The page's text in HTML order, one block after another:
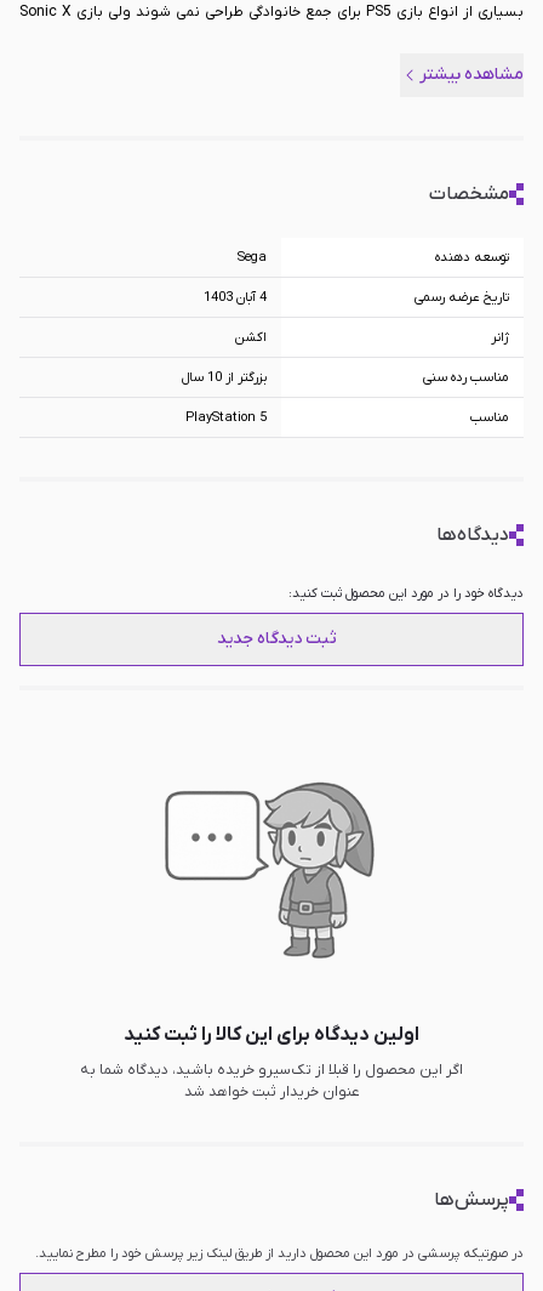
بسیاری از انواع بازی PS5 برای جمع خانوادگی طراحی نمی شوند ولی بازی Sonic X
باشد. کسانی که با سونیک خاطره دارند نیز می توانند به عنوان یک شخصیت
بازی ارتباط برقرار کنند.
بازی Sonic X Shadow Generations یک بازی جذاب است که می تواند سفری جدید
را با یک شخصیت نوستالژیک برای شما آغاز کند. همه چیز در این بازی دست به
مشاهده بیشتر
مشخصات
توسعه دهنده Sega
تاریخ عرضه رسمی 4 آبان 1403
ژانر اکشن
مناسب رده سنی بزرگتر از 10 سال
مناسب PlayStation 5
دیدگاه‌ها
دیدگاه خود را در مورد این محصول ثبت کنید:
ثبت دیدگاه جدید
اولین دیدگاه برای این کالا را ثبت کنید
اگر این محصول را قبلا از تک‌سیرو خریده باشید، دیدگاه شما به
عنوان خریدار ثبت خواهد شد
پرسش‌ها
در صورتیکه پرسشی در مورد این محصول دارید از طریق لینک زیر پرسش خود را مطرح نمایید.